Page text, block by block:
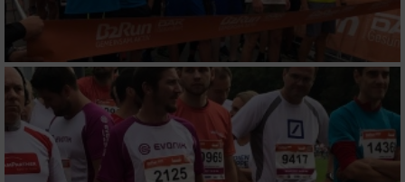
Verwendung genauer Standortdaten
Geräte anhand von aktiv angeforderten
Informationen identifizieren
Nicht-IAB-Verarbeitungszwecke:
Notwendig